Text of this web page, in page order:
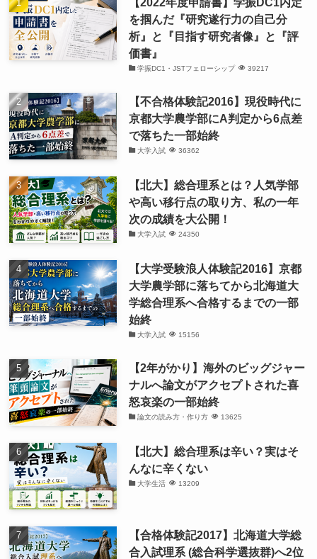
を掴んだ『研究遂行力の自己分
析』と『目指す研究者像』と『評
価書』
学振DC1・JSTフェローシップ 39217
【不合格体験記2016】現役時代に
京都大学農学部にA判定から6点差
で落ちた一部始終
大学入試 36362
【北大】総合理系とは？人気学部
や高い移行点の取り方、私の一年
次の成績を大公開！
大学入試 24350
【大学受験浪人体験記2016】京都
大学農学部に落ちてから北海道大
学総合理系へ合格するまでの一部
始終
大学入試 15156
【2年がかり】海外のビッグジャー
ナルへ論文がアクセプトされた喜
怒哀楽の一部始終
論文の読み方・作り方 13625
【北大】総合理系は辛い？実はそ
んなに辛くない
大学生活 13209
【合格体験記2017】北海道大学総
合入試理系 (総合科学選抜群)へ2位